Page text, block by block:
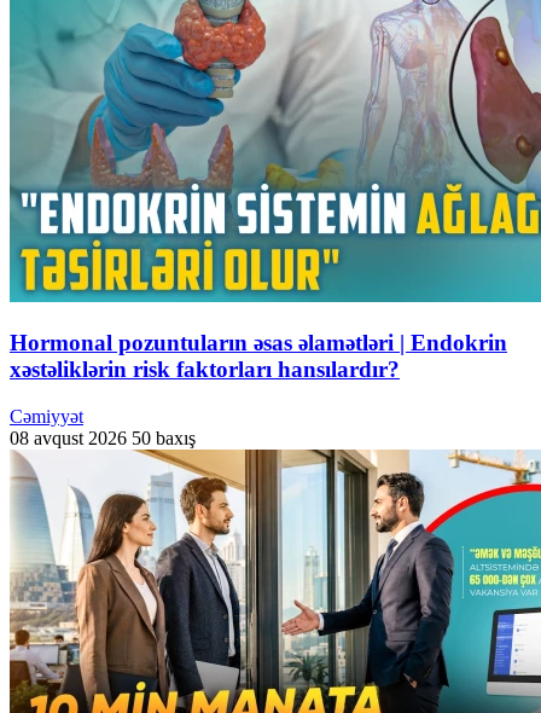
Hormonal pozuntuların əsas əlamətləri | Endokrin
xəstəliklərin risk faktorları hansılardır?
Cəmiyyət
08 avqust 2026 50 baxış